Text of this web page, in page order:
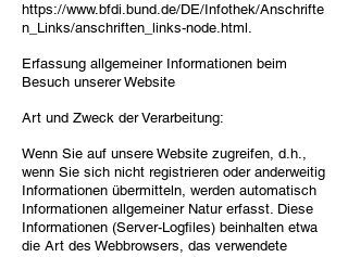
https://www.bfdi.bund.de/DE/Infothek/Anschrifte
n_Links/anschriften_links-node.html.
Erfassung allgemeiner Informationen beim
Besuch unserer Website
Art und Zweck der Verarbeitung:
Wenn Sie auf unsere Website zugreifen, d.h.,
wenn Sie sich nicht registrieren oder anderweitig
Informationen übermitteln, werden automatisch
Informationen allgemeiner Natur erfasst. Diese
Informationen (Server-Logfiles) beinhalten etwa
die Art des Webbrowsers, das verwendete